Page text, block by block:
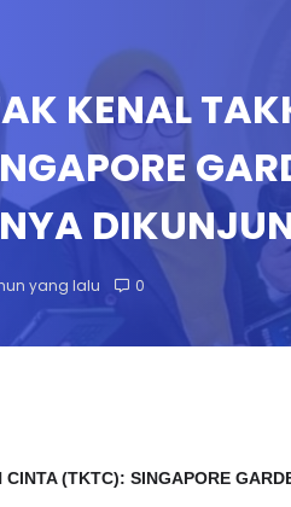
KENAL
yang lalu 0
(TKTC): SINGAPORE